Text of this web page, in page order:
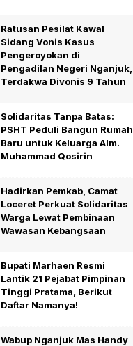
Ratusan Pesilat Kawal
Sidang Vonis Kasus
Pengeroyokan di
Pengadilan Negeri Nganjuk,
Terdakwa Divonis 9 Tahun
Solidaritas Tanpa Batas:
PSHT Peduli Bangun Rumah
Baru untuk Keluarga Alm.
Muhammad Qosirin
Hadirkan Pemkab, Camat
Loceret Perkuat Solidaritas
Warga Lewat Pembinaan
Wawasan Kebangsaan
Bupati Marhaen Resmi
Lantik 21 Pejabat Pimpinan
Tinggi Pratama, Berikut
Daftar Namanya!
Wabup Nganjuk Mas Handy